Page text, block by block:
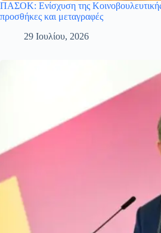
ΠΑΣΟΚ: Ενίσχυση της
προσθήκες και μεταγραφές
29 Ιουλίου, 2026